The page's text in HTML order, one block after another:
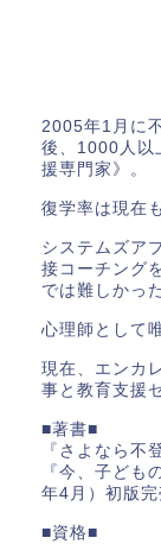
2005年1月に
後、1000人以
援専門家》。
復学率は現在
システムズア
接コーチング
では難しかっ
心理師として
現在、エンカ
事と教育支援
■著書■
『さよなら不
『今、子ども
年4月）初版完
■資格■